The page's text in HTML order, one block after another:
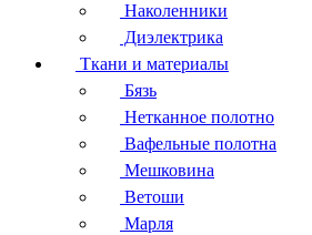
Наколенники
Диэлектрика
Ткани и материалы
Бязь
Нетканное полотно
Вафельные полотна
Мешковина
Ветоши
Марля